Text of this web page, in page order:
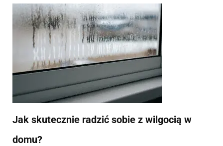
Jak skutecznie radzić sobie z wilgocią w
domu?